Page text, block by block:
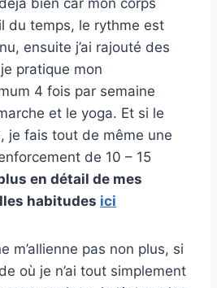
du temps, le rythme est
ensuite j’ai rajouté des
pratique mon
4 fois par semaine
et le yoga. Et si le
je fais tout de même une
de 10 – 15
en détail de mes
habitudes ici
m’allienne pas non plus, si
où je n’ai tout simplement